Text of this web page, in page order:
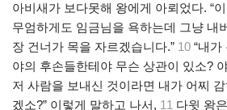
아비새가 보다못해 왕에게 아뢰었다. “
무엄하게도 임금님을 욕하는데 그냥 내
장 건너가 목을 자르겠습니다.” 10 “내가
야의 후손들한테야 무슨 상관이 있소?
저 사람을 보내신 것이라면 내가 어찌
겠소?” 이렇게 말하고 나서, 11 다윗 왕